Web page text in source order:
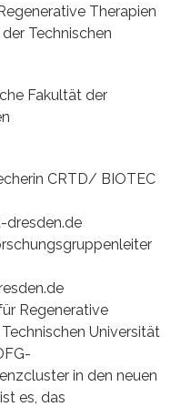
Therapien
Technischen
Fakultät der
CRTD/ BIOTEC
dresden.de
Regenerative
Universität
in den neuen
es, das